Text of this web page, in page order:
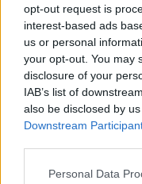
opt-out request is
interest-based ads
us or personal
your opt-out. You may
disclosure of your
IAB’s list of
also be disclosed by
Downstream
Personal Data
Ασθενής με
φαρμακοποιός
πολλές φορές
Θετικά μίλησε
δικαιούχος του
Σκλήρυνση Κατά
την ταλαιπωρία